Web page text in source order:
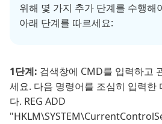
위해 몇 가지 추가 단계를 수행해
아래 단계를 따르세요:
1단계: 검색창에 CMD를 입력하고
세요. 다음 명령어를 조심히 입력한
다. REG ADD